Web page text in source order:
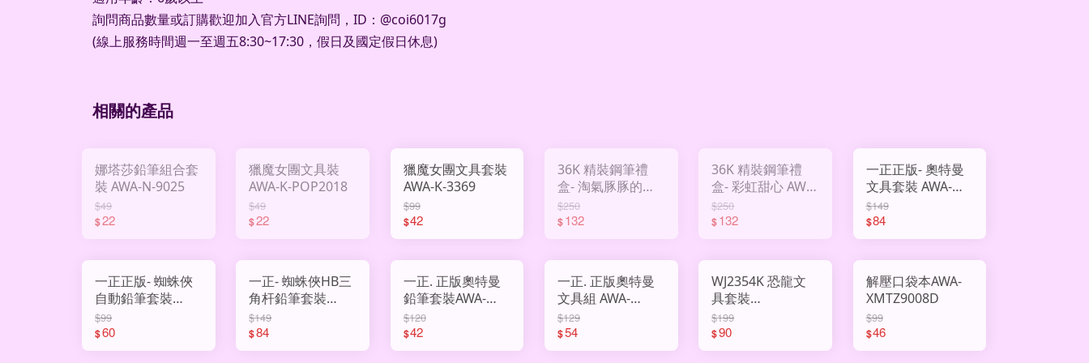
詢問商品數量或訂購歡迎加入官方LINE詢問， ID ： @coi6017g
(線上服務時間週一至週五8:30~17:30 ，假日及國定假日休息)
相關的產品
娜塔莎鉛筆組合套
裝 AWA-N-9025
$49
$22
獵魔女團文具裝
AWA-K-POP2018
$49
$22
獵魔女團文具套裝
AWA-K-3369
$99
$42
36K 精裝鋼筆禮
盒- 淘氣豚豚的日
常 AWA-SJ-848025
$250
$132
36K 精裝鋼筆禮
盒- 彩虹甜心 AWA-
SJ-848024
$250
$132
一正正版- 奧特曼
文具套裝 AWA-
YZ770123
$149
$84
一正正版- 蜘蛛俠
自動鉛筆套裝
AWA-YZ310062
$99
$60
一正- 蜘蛛俠HB三
角杆鉛筆套裝
AWA-YZ310032
$149
$84
一正. 正版奧特曼
鉛筆套裝AWA-
YZ770032
$120
$42
一正. 正版奧特曼
文具組 AWA-
YZ770010
$129
$54
WJ2354K 恐龍文
具套裝
AHY3002905
$199
$90
解壓口袋本AWA-
XMTZ9008D
$99
$46